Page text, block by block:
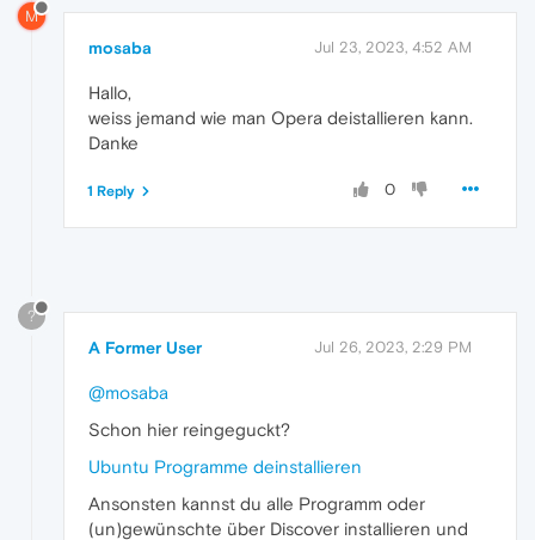
M
mosaba Jul 23, 2023, 4:52 AM
Hallo,
weiss jemand wie man Opera deistallieren kann.
Danke
0
1 Reply
?
A Former User Jul 26, 2023, 2:29 PM
@mosaba
Schon hier reingeguckt?
Ubuntu Programme deinstallieren
Ansonsten kannst du alle Programm oder
(un)gewünschte über Discover installieren und